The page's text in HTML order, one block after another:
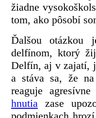
žiadne
tom, ako pôsobí
Ďalšou otázkou
delfínom, ktorý
Delfín, aj v zajatí,
a stáva sa, že
reaguje
hnutia zase